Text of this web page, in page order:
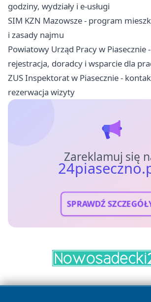
godziny, wydziały i e-usługi
SIM KZN Mazowsze - program
i zasady najmu
Powiatowy Urząd Pracy w Piasecznie
rejestracja, doradcy i wsparcie dla
ZUS Inspektorat w Piasecznie -
rezerwacja wizyty
Zareklamuj się
SPRAWDŹ